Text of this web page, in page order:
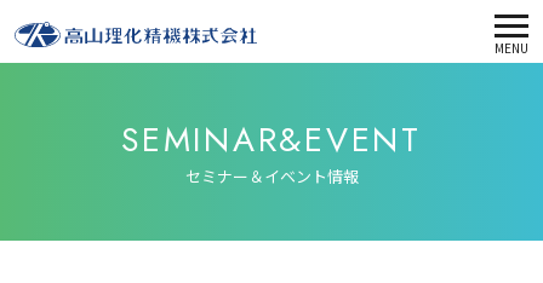
MENU
SEMINAR&EVENT
セミナー＆イベント情報